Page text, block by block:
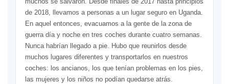
de 2018, llevamos a personas a un lugar seguro en Uganda.
En aquel entonces, evacuamos a la gente de la zona de
guerra día y noche en tres coches durante cuatro semanas.
Nunca habrían llegado a pie. Hubo que reunirlos desde
muchos lugares diferentes y transportarlos en nuestros
coches: los ancianos, los que tenían problemas en los pies,
las mujeres y los niños no podían quedarse atrás.